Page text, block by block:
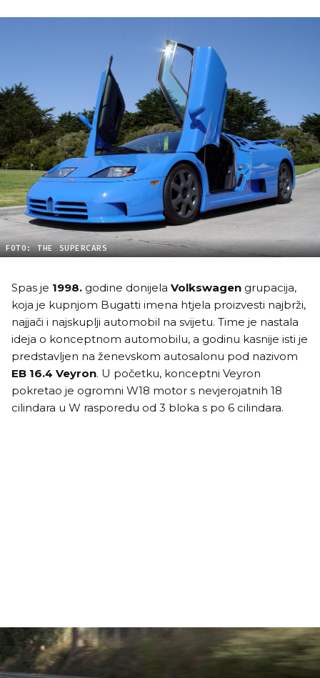
FOTO: THE SUPERCARS
Spas je 1998. godine donijela Volkswagen grupacija,
koja je kupnjom Bugatti imena htjela proizvesti najbrži,
najjači i najskuplji automobil na svijetu. Time je nastala
ideja o konceptnom automobilu, a godinu kasnije isti je
predstavljen na ženevskom autosalonu pod nazivom
EB 16.4 Veyron. U početku, konceptni Veyron
pokretao je ogromni W18 motor s nevjerojatnih 18
cilindara u W rasporedu od 3 bloka s po 6 cilindara.